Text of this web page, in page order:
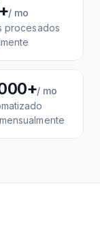
/ mo
procesados
/ mo